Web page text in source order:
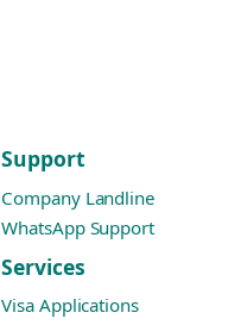
Support
Company Landline
WhatsApp Support
Services
Visa Applications